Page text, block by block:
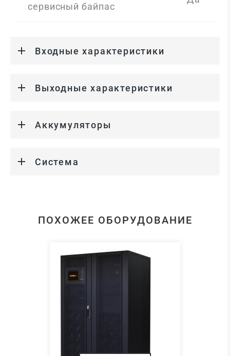
сервисный байпас
Входные характеристики
Выходные характеристики
Аккумуляторы
Система
ПОХОЖЕЕ ОБОРУДОВАНИЕ